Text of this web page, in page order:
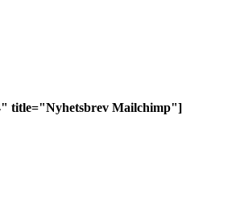
title="Nyhetsbrev Mailchimp"]